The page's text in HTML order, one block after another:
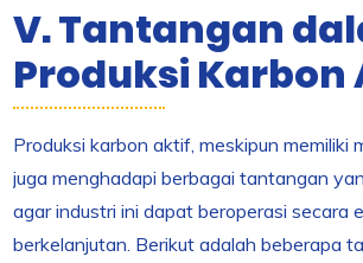
V. Tantangan
Produksi Karbon
Produksi karbon aktif, meskipun memiliki
juga menghadapi berbagai tantangan
agar industri ini dapat beroperasi secara
berkelanjutan. Berikut adalah beberapa